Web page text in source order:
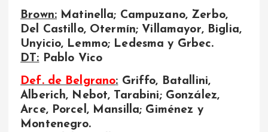
Brown:Matinella; Campuzano, Zerbo,
Del Castillo, Otermín; Villamayor, Biglia,
Unyicio, Lemmo; Ledesma y Grbec.
DT: Pablo Vico
Def. de Belgrano: Griffo, Batallini,
Alberich, Nebot, Tarabini; González,
Arce, Porcel, Mansilla; Giménez y
Montenegro.